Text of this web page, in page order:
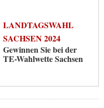
LANDTAGSWAHL
SACHSEN 2024
Gewinnen Sie bei der
TE-Wahlwette Sachsen